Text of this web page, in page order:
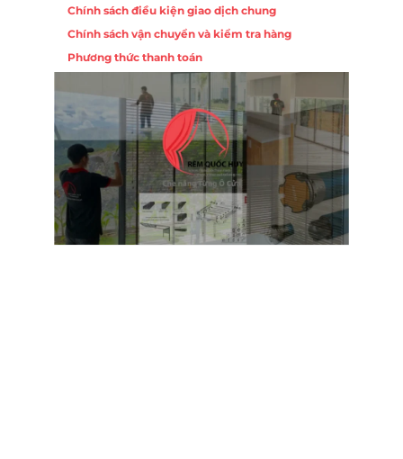
Chính sách điều kiện giao dịch chung
Chính sách vận chuyển và kiểm tra hàng
Phương thức thanh toán